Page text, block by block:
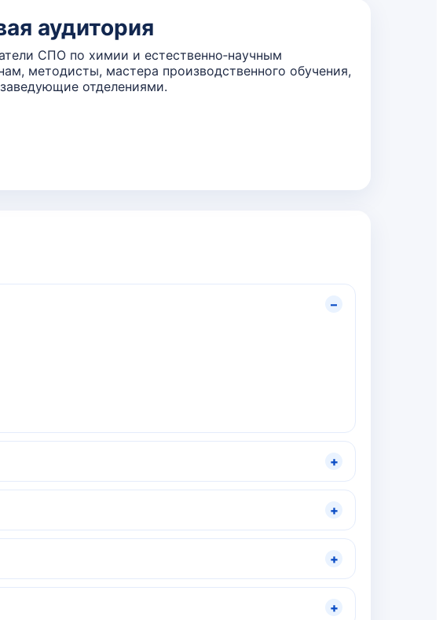
аудитория
СПО по химии и естественно‑научным
методисты, мастера производственного обучения,
отделениями.
–
+
+
+
+